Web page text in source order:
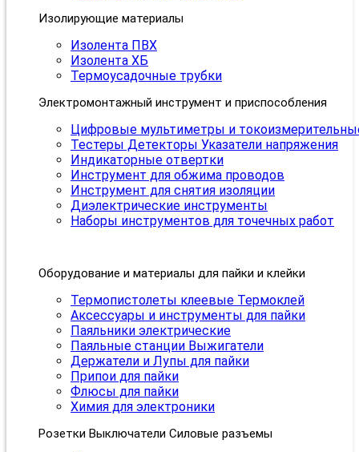
Изолирующие материалы
Изолента ПВХ
Изолента ХБ
Термоусадочные трубки
Электромонтажный инструмент и приспособления
Цифровые мультиметры и
Тестеры Детекторы Указатели напряжения
Индикаторные отвертки
Инструмент для обжима проводов
Инструмент для снятия изоляции
Диэлектрические инструменты
Наборы инструментов для точечных работ
Оборудование и материалы для пайки и клейки
Термопистолеты клеевые Термоклей
Аксессуары и инструменты для пайки
Паяльники электрические
Паяльные станции Выжигатели
Держатели и Лупы для пайки
Припои для пайки
Флюсы для пайки
Химия для электроники
Розетки Выключатели Силовые разъемы